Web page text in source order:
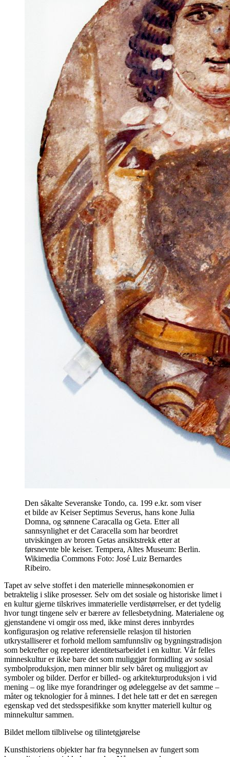
Den såkalte Severanske Tondo, ca. 199 e.kr. som viser
et bilde av Keiser Septimus Severus, hans kone Julia
Domna, og sønnene Caracalla og Geta. Etter all
sannsynlighet er det Caracella som har beordret
utviskingen av broren Getas ansiktstrekk etter at
førsnevnte ble keiser. Tempera, Altes Museum: Berlin.
Wikimedia Commons Foto: José Luiz Bernardes
Ribeiro.
Tapet av selve stoffet i den materielle minnesøkonomien er
betraktelig i slike prosesser. Selv om det sosiale og historiske limet i
en kultur gjerne tilskrives immaterielle verdistørrelser, er det tydelig
hvor tungt tingene selv er bærere av fellesbetydning. Materialene og
gjenstandene vi omgir oss med, ikke minst deres innbyrdes
konfigurasjon og relative referensielle relasjon til historien
utkrystalliserer et forhold mellom samfunnsliv og bygningstradisjon
som bekrefter og repeterer identitetsarbeidet i en kultur. Vår felles
minneskultur er ikke bare det som muliggjør formidling av sosial
symbolproduksjon, men minner blir selv båret og muliggjort av
symboler og bilder. Derfor er billed- og arkitekturproduksjon i vid
mening – og like mye forandringer og ødeleggelse av det samme –
måter og teknologier for å minnes. I det hele tatt er det en særegen
egenskap ved det stedsspesifikke som knytter materiell kultur og
minnekultur sammen.
Bildet mellom tilblivelse og tilintetgjørelse
Kunsthistoriens objekter har fra begynnelsen av fungert som